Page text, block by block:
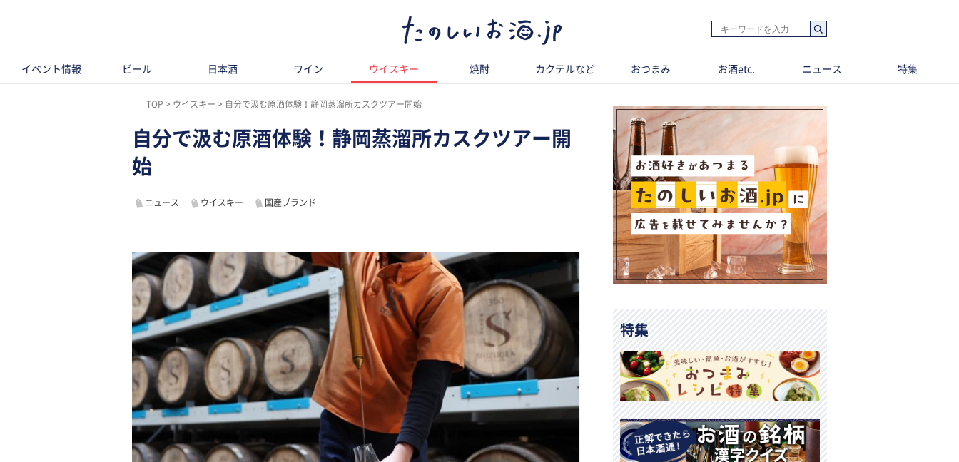
イベント情報 ビール 日本酒 ワイン ウイスキー 焼酎 カクテルなど おつまみ お酒etc. ニュース 特集
TOP ウイスキー 自分で汲む原酒体験！静岡蒸溜所カスクツアー開始
自分で汲む原酒体験！静岡蒸溜所カスクツアー開
始
ニュース ウイスキー 国産ブランド
特集